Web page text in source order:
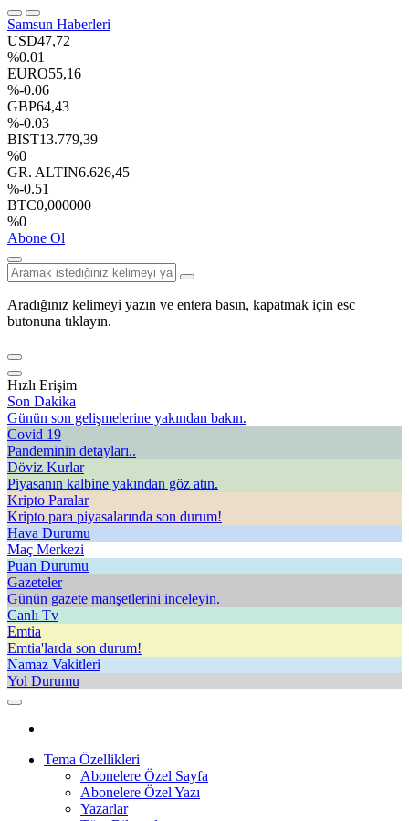
Samsun Haberleri
USD47,72
%0.01
EURO55,16
%-0.06
GBP64,43
%-0.03
BIST13.779,39
%0
GR. ALTIN6.626,45
%-0.51
BTC0,000000
%0
Abone Ol
Aradığınız kelimeyi yazın ve entera basın, kapatmak için esc
butonuna tıklayın.
Hızlı Erişim
Son Dakika
Günün son gelişmelerine yakından bakın.
Covid 19
Pandeminin detayları..
Döviz Kurlar
Piyasanın kalbine yakından göz atın.
Kripto Paralar
Kripto para piyasalarında son durum!
Hava Durumu
Maç Merkezi
Puan Durumu
Gazeteler
Günün gazete manşetlerini inceleyin.
Canlı Tv
Emtia
Emtia'larda son durum!
Namaz Vakitleri
Yol Durumu
Tema Özellikleri
Abonelere Özel Sayfa
Abonelere Özel Yazı
Yazarlar